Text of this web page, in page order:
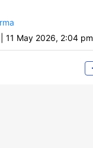
11 May 2026, 2:04 pm